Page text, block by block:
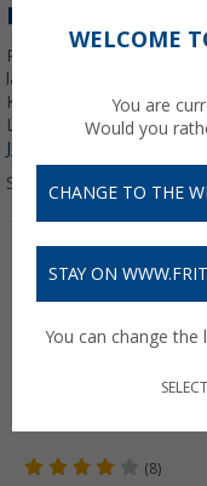
REISE- &
Reise- & Lernspiele
lange Autofahrten und
Kartenspielen über
Logikspielen findest du
Jetzt mehr über unsere
Sortieren:
%
(8)
WELCOME
You are
Would you
CHANGE TO THE
STAY ON
You can change